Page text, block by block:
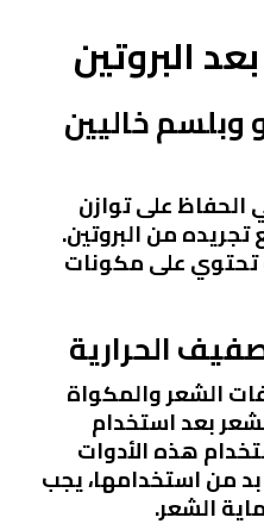
البروتين
وبلسم خاليين
على توازن
من البروتين.
على مكونات
الشعر والمكواة
بعد استخدام
هذه الأدوات
بد من استخدامها، يجب
الشعر.